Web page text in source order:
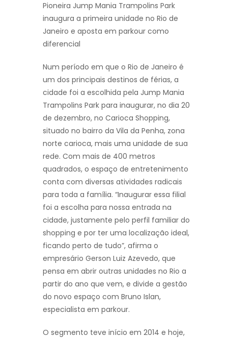
Pioneira Jump Mania Trampolins Park
inaugura a primeira unidade no Rio de
Janeiro e aposta em parkour como
diferencial
Num período em que o Rio de Janeiro é
um dos principais destinos de férias, a
cidade foi a escolhida pela Jump Mania
Trampolins Park para inaugurar, no dia 20
de dezembro, no Carioca Shopping,
situado no bairro da Vila da Penha, zona
norte carioca, mais uma unidade de sua
rede. Com mais de 400 metros
quadrados, o espaço de entretenimento
conta com diversas atividades radicais
para toda a família. “Inaugurar essa filial
foi a escolha para nossa entrada na
cidade, justamente pelo perfil familiar do
shopping e por ter uma localização ideal,
ficando perto de tudo”, afirma o
empresário Gerson Luiz Azevedo, que
pensa em abrir outras unidades no Rio a
partir do ano que vem, e divide a gestão
do novo espaço com Bruno Islan,
especialista em parkour.
O segmento teve início em 2014 e hoje,